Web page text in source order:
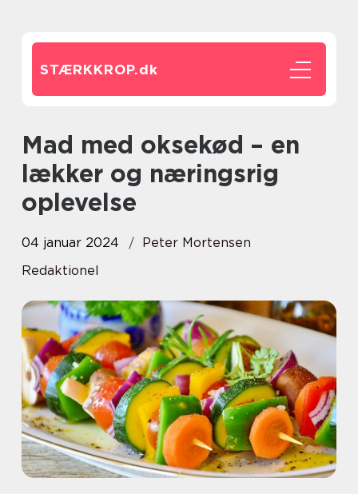
STÆRKKROP.dk
Mad med oksekød – en
lækker og næringsrig
oplevelse
04 januar 2024
Peter Mortensen
Redaktionel